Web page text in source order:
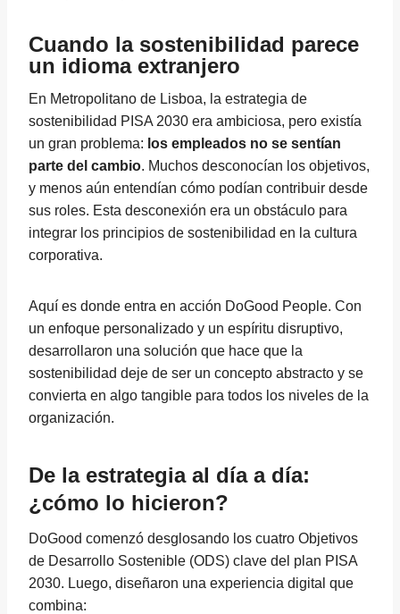
Cuando la sostenibilidad parece
un idioma extranjero
En Metropolitano de Lisboa, la estrategia de
sostenibilidad PISA 2030 era ambiciosa, pero existía
un gran problema: los empleados no se sentían
parte del cambio. Muchos desconocían los objetivos,
y menos aún entendían cómo podían contribuir desde
sus roles. Esta desconexión era un obstáculo para
integrar los principios de sostenibilidad en la cultura
corporativa.
Aquí es donde entra en acción DoGood People. Con
un enfoque personalizado y un espíritu disruptivo,
desarrollaron una solución que hace que la
sostenibilidad deje de ser un concepto abstracto y se
convierta en algo tangible para todos los niveles de la
organización.
De la estrategia al día a día:
¿cómo lo hicieron?
DoGood comenzó desglosando los cuatro Objetivos
de Desarrollo Sostenible (ODS) clave del plan PISA
2030. Luego, diseñaron una experiencia digital que
combina: